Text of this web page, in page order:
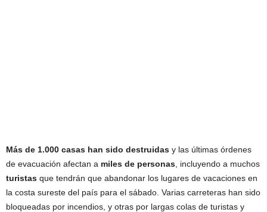
Más de 1.000 casas han sido destruidas y las últimas órdenes
de evacuación afectan a miles de personas , incluyendo a muchos
turistas que tendrán que abandonar los lugares de vacaciones en
la costa sureste del país para el sábado. Varias carreteras han sido
bloqueadas por incendios, y otras por largas colas de turistas y